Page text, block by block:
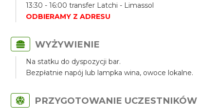
13:30 - 16:00 transfer Latchi - Limassol
ODBIERAMY Z ADRESU
WYŻYWIENIE
Na statku do dyspozycji bar.
Bezpłatnie napój lub lampka wina, owoce lokalne.
PRZYGOTOWANIE UCZESTNIKÓW